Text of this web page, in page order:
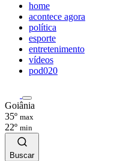
home
acontece agora
política
esporte
entretenimento
vídeos
pod020
Goiânia
35º max
22º min
Buscar